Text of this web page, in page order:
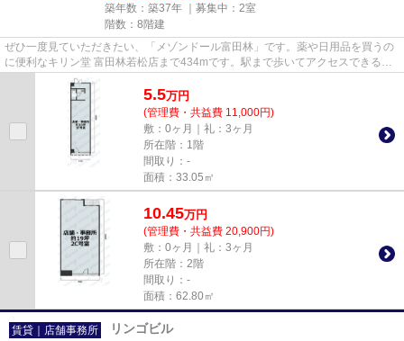
築年数：築37年 ｜募集中： 2室
階数：8階建
ぜひ一度見ていただきたい、「メゾンドール富田林」です。薬や日用品を買うの
に便利なキリン堂 富田林若松店まで434mです。駅まで歩いてアクセスできる、
徒歩3分の距離に立地する物件...
5.5万円
(管理費・共益費 11,000円)
敷：0ヶ月｜礼：3ヶ月
所在階：1階
間取り：-
面積：33.05㎡
10.45万円
(管理費・共益費 20,900円)
敷：0ヶ月｜礼：3ヶ月
所在階：2階
間取り：-
面積：62.80㎡
賃貸｜店舗事務所 リンゴビル